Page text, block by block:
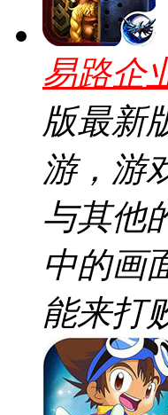
易路企
版最新
游，游
与其他
中的画
能来打